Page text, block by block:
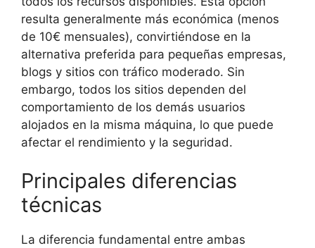
resulta generalmente más económica (menos
de 10€ mensuales), convirtiéndose en la
alternativa preferida para pequeñas empresas,
blogs y sitios con tráfico moderado. Sin
embargo, todos los sitios dependen del
comportamiento de los demás usuarios
alojados en la misma máquina, lo que puede
afectar el rendimiento y la seguridad.
Principales diferencias
técnicas
La diferencia fundamental entre ambas